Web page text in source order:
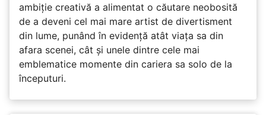
ambiție creativă a alimentat o căutare neobosită
de a deveni cel mai mare artist de divertisment
din lume, punând în evidență atât viața sa din
afara scenei, cât și unele dintre cele mai
emblematice momente din cariera sa solo de la
începuturi.